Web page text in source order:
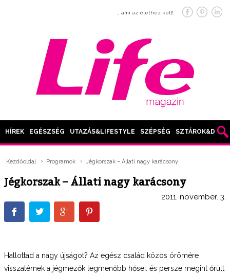
… ami az élethez kell!
HÍREK EGÉSZSÉG UTAZÁS&LIFESTYLE SZÉPSÉG SZTÁROK&DIVAT
Kezdőoldal Programok Jégkorszak – Állati nagy karácsony
Jégkorszak – Állati nagy karácsony
2011. november. 3.
Hallottad a nagy újságot? Az egész család közös örömére
visszatérnek a jégmezők legmenőbb hősei: és persze megint őrült